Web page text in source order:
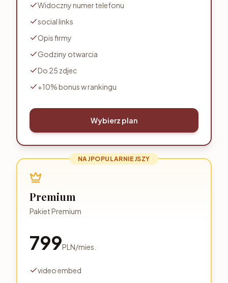
Widoczny numer telefonu
social links
Opis firmy
Godziny otwarcia
Do 25 zdjec
+10% bonus w rankingu
Wybierz plan
NAJPOPULARNIEJSZY
Premium
Pakiet Premium
799PLN/mies.
video embed